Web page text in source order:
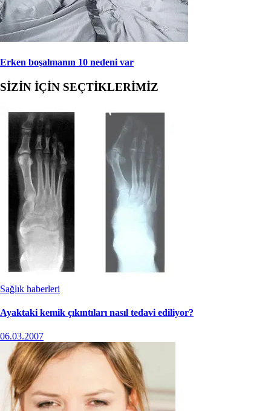
Erken boşalmanın 10 nedeni var
SİZİN İÇİN SEÇTİKLERİMİZ
Sağlık haberleri
Ayaktaki kemik çıkıntıları nasıl tedavi ediliyor?
06.03.2007